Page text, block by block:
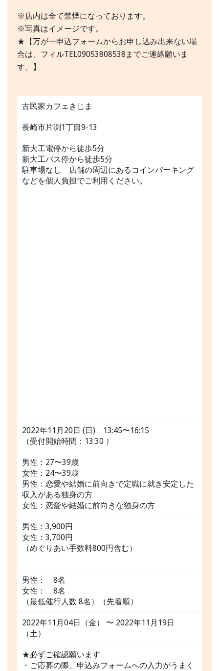
※店内は全て禁煙になっております。
※写真はイメージです。
★【万が一申込フォームからお申し込み出来ない場
合は、フィルTEL09053808538までご連絡願いま
す。】
古民家カフェきじま
長崎市片渕1丁目9-13
新大工電停から徒歩5分
新大工バス停から徒歩5分
駐車場なし 店舗の周辺にあるコインパーキング
などを個人負担でご利用ください。
2022年11月20日 (日) 13:45〜16:15
（受付開始時間：13:30 ）
男性：27〜39歳
女性：24〜39歳
男性：恋愛や結婚に前向きで定職に就き安定した
収入がある独身の方
女性：恋愛や結婚に前向きな独身の方
男性：3,900円
女性：3,700円
（めぐりあい手数料800円含む）
男性： 8名
女性： 8名
（最低催行人数 8名）（先着順）
2022年11月04日（金） 〜 2022年11月19日
（土）
★必ずご確認願います
・ご応募の際、申込みフォームへの入力がうまく